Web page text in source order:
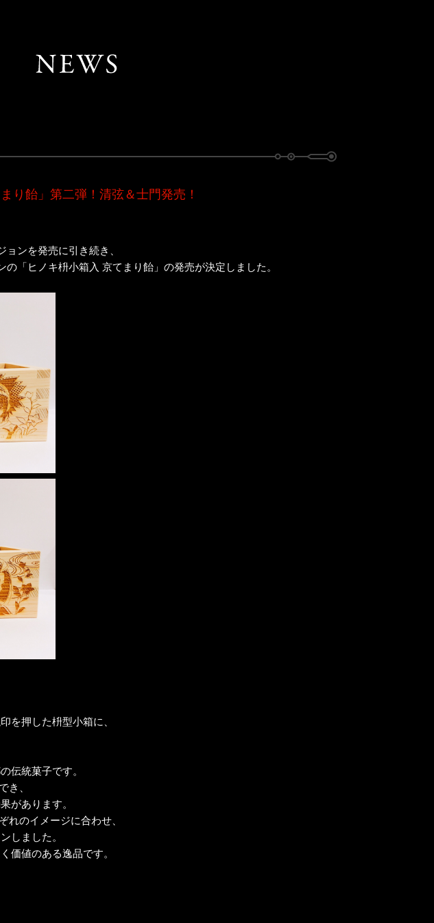
飴」第二弾！清弦＆士門発売！
ンを発売に引き続き、
「ヒノキ枡小箱入 京てまり飴」の発売が決定しました。
を押した枡型小箱に、
伝統菓子です。
き、
があります。
れのイメージに合わせ、
しました。
価値のある逸品です。